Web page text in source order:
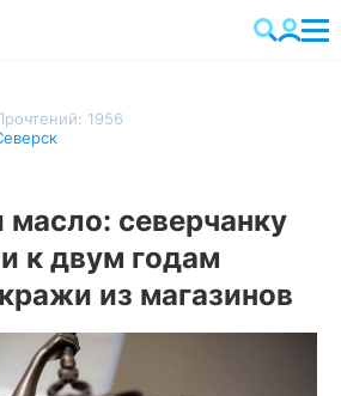
1956
северчанку
к двум годам
из магазинов